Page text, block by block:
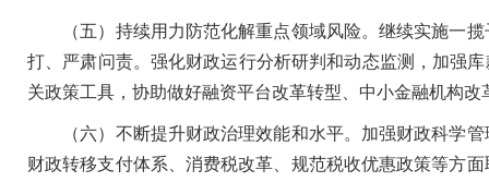
（五）持续用力防范化解重点领域风险。继续实施一揽
打、严肃问责。强化财政运行分析研判和动态监测，加强
关政策工具，协助做好融资平台改革转型、中小金融机构
（六）不断提升财政治理效能和水平。加强财政科学
财政转移支付体系、消费税改革、规范税收优惠政策等方